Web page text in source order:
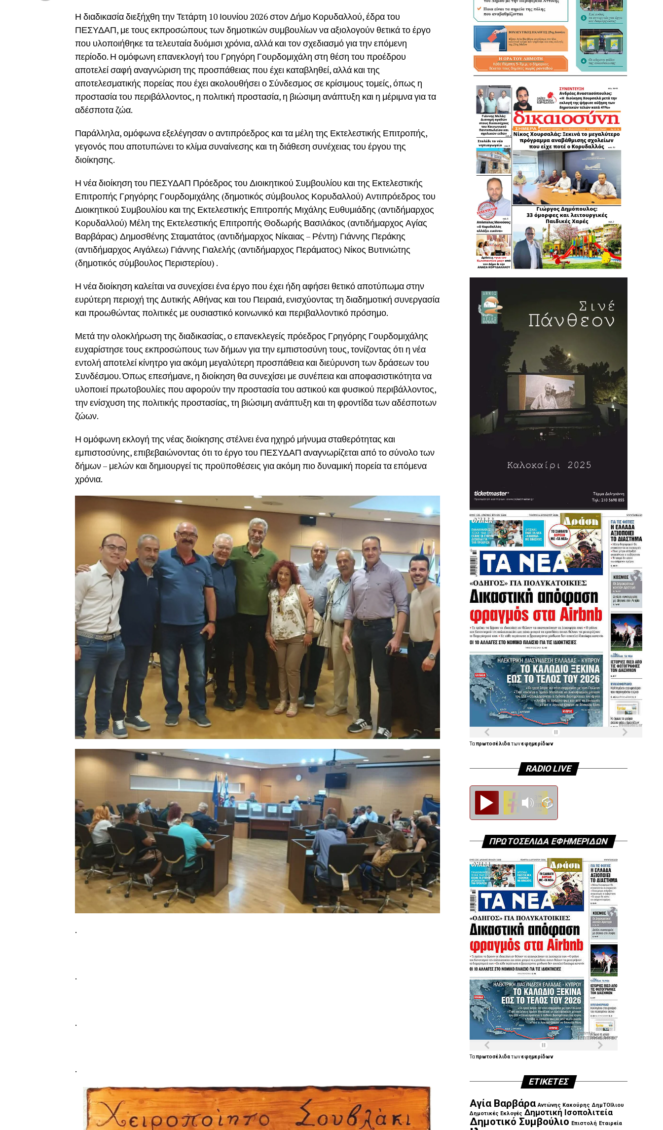
Η διαδικασία διεξήχθη την Τετάρτη 10 Ιουνίου 2026 στον Δήμο Κορυδαλλού, έδρα του
ΠΕΣΥΔΑΠ, με τους εκπροσώπους των δημοτικών συμβουλίων να αξιολογούν θετικά το έργο
που υλοποιήθηκε τα τελευταία δυόμισι χρόνια, αλλά και τον σχεδιασμό για την επόμενη
περίοδο. Η ομόφωνη επανεκλογή του Γρηγόρη Γουρδομιχάλη στη θέση του προέδρου
αποτελεί σαφή αναγνώριση της προσπάθειας που έχει καταβληθεί, αλλά και της
αποτελεσματικής πορείας που έχει ακολουθήσει ο Σύνδεσμος σε κρίσιμους τομείς, όπως η
προστασία του περιβάλλοντος, η πολιτική προστασία, η βιώσιμη ανάπτυξη και η μέριμνα για τα
αδέσποτα ζώα.
Παράλληλα, ομόφωνα εξελέγησαν ο αντιπρόεδρος και τα μέλη της Εκτελεστικής Επιτροπής,
γεγονός που αποτυπώνει το κλίμα συναίνεσης και τη διάθεση συνέχειας του έργου της
διοίκησης.
Η νέα διοίκηση του ΠΕΣΥΔΑΠ Πρόεδρος του Διοικητικού Συμβουλίου και της Εκτελεστικής
Επιτροπής Γρηγόρης Γουρδομιχάλης (δημοτικός σύμβουλος Κορυδαλλού) Αντιπρόεδρος του
Διοικητικού Συμβουλίου και της Εκτελεστικής Επιτροπής Μιχάλης Ευθυμιάδης (αντιδήμαρχος
Κορυδαλλού) Μέλη της Εκτελεστικής Επιτροπής Θοδωρής Βασιλάκος (αντιδήμαρχος Αγίας
Βαρβάρας) Δημοσθένης Σταματάτος (αντιδήμαρχος Νίκαιας – Ρέντη) Γιάννης Περάκης
(αντιδήμαρχος Αιγάλεω) Γιάννης Γιαλελής (αντιδήμαρχος Περάματος) Νίκος Βυτινιώτης
(δημοτικός σύμβουλος Περιστερίου) .
Η νέα διοίκηση καλείται να συνεχίσει ένα έργο που έχει ήδη αφήσει θετικό αποτύπωμα στην
ευρύτερη περιοχή της Δυτικής Αθήνας και του Πειραιά, ενισχύοντας τη διαδημοτική συνεργασία
και προωθώντας πολιτικές με ουσιαστικό κοινωνικό και περιβαλλοντικό πρόσημο.
Μετά την ολοκλήρωση της διαδικασίας, ο επανεκλεγείς πρόεδρος Γρηγόρης Γουρδομιχάλης
ευχαρίστησε τους εκπροσώπους των δήμων για την εμπιστοσύνη τους, τονίζοντας ότι η νέα
εντολή αποτελεί κίνητρο για ακόμη μεγαλύτερη προσπάθεια και διεύρυνση των δράσεων του
Συνδέσμου. Όπως επεσήμανε, η διοίκηση θα συνεχίσει με συνέπεια και αποφασιστικότητα να
υλοποιεί πρωτοβουλίες που αφορούν την προστασία του αστικού και φυσικού περιβάλλοντος,
την ενίσχυση της πολιτικής προστασίας, τη βιώσιμη ανάπτυξη και τη φροντίδα των αδέσποτων
ζώων.
Η ομόφωνη εκλογή της νέας διοίκησης στέλνει ένα ηχηρό μήνυμα σταθερότητας και
εμπιστοσύνης, επιβεβαιώνοντας ότι το έργο του ΠΕΣΥΔΑΠ αναγνωρίζεται από το σύνολο των
δήμων – μελών και δημιουργεί τις προϋποθέσεις για ακόμη πιο δυναμική πορεία τα επόμενα
χρόνια.
.
.
.
.
Ταπρωτοσέλιδατωνεφημερίδων
RADIO LIVE
ΠΡΩΤΟΣΕΛΙΔΑ ΕΦΗΜΕΡΙΔΩΝ
Ταπρωτοσέλιδατωνεφημερίδων
ΕΤΙΚΈΤΕΣ
Αγία Βαρβάρα Αντώνης Κακούρης ΔημΤΟΙλιου
Δημοτικές Εκλογές Δημοτική Ισοπολιτεία
Δημοτικό Συμβούλιο Επιστολή Εταιρεία